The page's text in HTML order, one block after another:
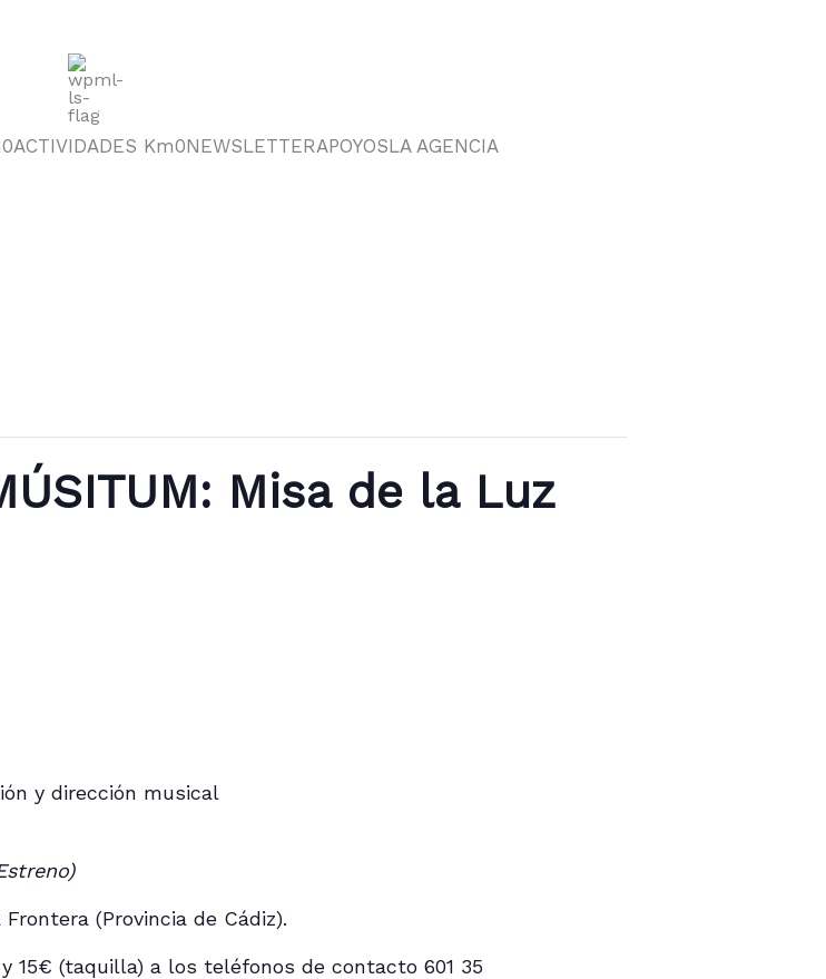
ACTIVIDADES Km0NEWSLETTERAPOYOSLA AGENCIA
Misa de la Luz
y dirección musical
(Provincia de Cádiz).
15€ (taquilla) a los teléfonos de contacto 601 35